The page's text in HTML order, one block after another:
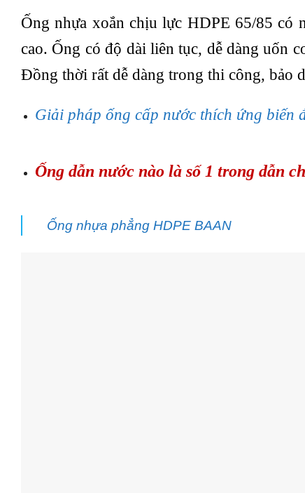
Ống nhựa xoắn chịu lực HDPE 65/85 có
cao. Ống có độ dài liên tục, dễ dàng uốn
Đồng thời rất dễ dàng trong thi công, bảo
Giải pháp ống cấp nước thích ứng biến
Ống dẫn nước nào là số 1 trong dẫn
Ống nhựa phẳng HDPE BAAN